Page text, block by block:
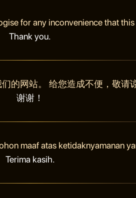
for any inconvenience that
Thank you.
的网站。 给您造成不便，敬请
谢谢！
maaf atas ketidaknyamanan
Terima kasih.